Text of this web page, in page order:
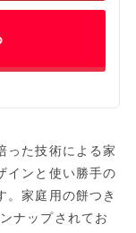
った技術による家
インと使い勝手の
。家庭用の餅つき
ナップされてお